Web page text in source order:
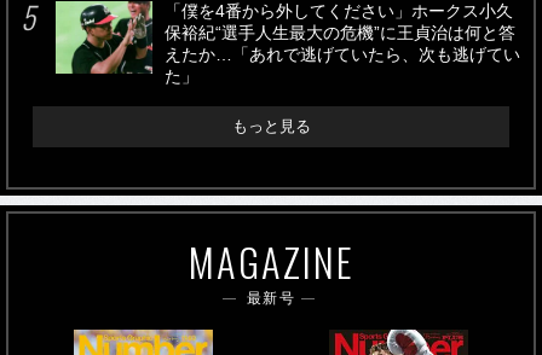
「僕を4番から外してください」ホークス小久
保裕紀“選手人生最大の危機”に王貞治は何と答
えたか…「あれで逃げていたら、次も逃げてい
た」
もっと見る
MAGAZINE
最新号